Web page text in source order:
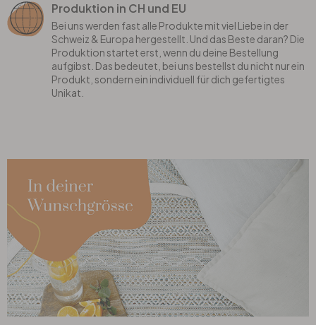
Produktion in CH und EU
Bei uns werden fast alle Produkte mit viel Liebe in der
Schweiz & Europa hergestellt. Und das Beste daran? Die
Produktion startet erst, wenn du deine Bestellung
aufgibst. Das bedeutet, bei uns bestellst du nicht nur ein
Produkt, sondern ein individuell für dich gefertigtes
Unikat.